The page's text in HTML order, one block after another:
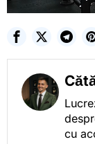
cu